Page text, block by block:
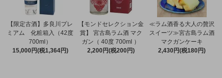
【限定古酒】多良川プレ
ミアム 化粧箱入（42度
700ml）
15,000円(税1,364円)
【モンドセレクション金
賞】 宮古島ラム酒 マク
ガン（ 40度 700ml ）
2,200円(税200円)
≪ラム酒香る大人の贅沢
スイーツ≫宮古島ラム酒
マクガンケーキ
2,430円(税180円)